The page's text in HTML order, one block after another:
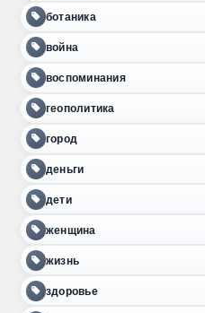
ботаника
война
воспоминания
геополитика
город
деньги
дети
женщина
жизнь
здоровье